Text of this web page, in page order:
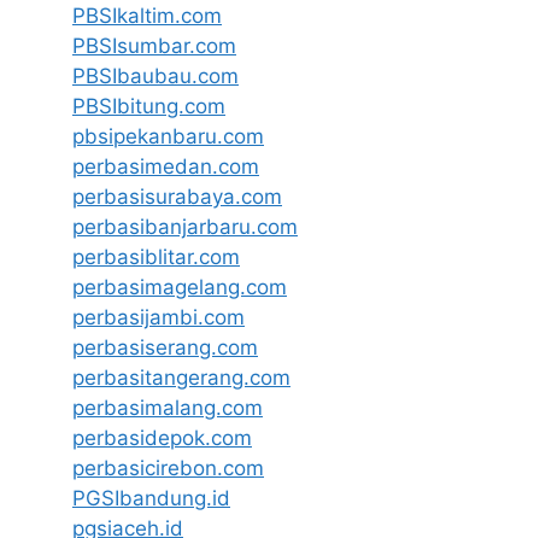
PBSIkaltim.com
PBSIsumbar.com
PBSIbaubau.com
PBSIbitung.com
pbsipekanbaru.com
perbasimedan.com
perbasisurabaya.com
perbasibanjarbaru.com
perbasiblitar.com
perbasimagelang.com
perbasijambi.com
perbasiserang.com
perbasitangerang.com
perbasimalang.com
perbasidepok.com
perbasicirebon.com
PGSIbandung.id
pgsiaceh.id